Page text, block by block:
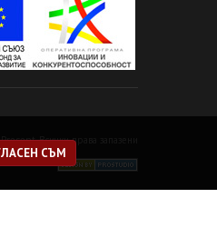
Всички права запазени
СЪМ